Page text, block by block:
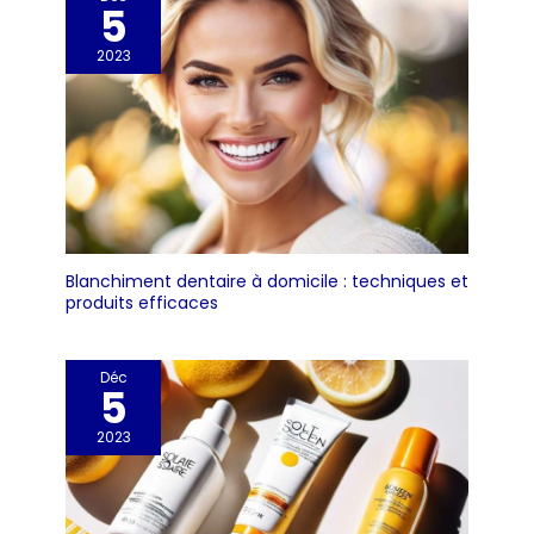
comme récipient pour
peser des objets,
évitant ainsi le contact
direct avec la surface
de pesée.
【Multifonction】Après
avoir placé le récipient,
appuyez sur le bouton
« T » pour tarer et
obtenir le poids net de
l'article pesé. Pour les
articles tels que les vis
utilisé pour le
comptage. Le bouton «
M » permet de changer
d'unité. 【7 Unités
Différentes】Cette
balance de précision
de 0,01 g comprend
5
2023
Blanchiment dentaire à domicile : techniques et
produits efficaces
Déc
5
2023